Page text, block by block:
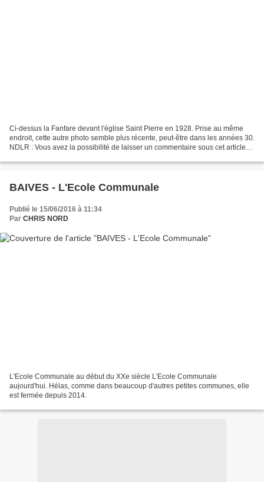
Ci-dessus la Fanfare devant l'église Saint Pierre en 1928. Prise au même
endroit, cette autre photo semble plus récente, peut-être dans les années 30.
NDLR : Vous avez la possibilité de laisser un commentaire sous cet article
BAIVES - L'Ecole Communale
Publié le 15/06/2016 à 11:34
Par CHRIS NORD
L'Ecole Communale au début du XXe siècle L'Ecole Communale
aujourd'hui. Hélas, comme dans beaucoup d'autres petites communes, elle
est fermée depuis 2014.